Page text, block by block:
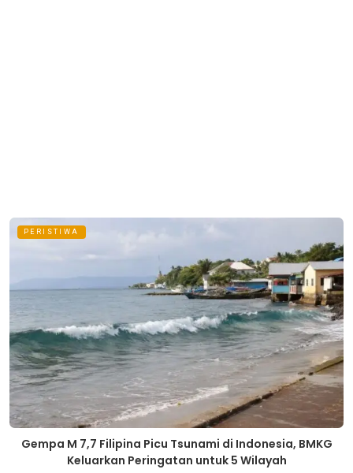
PERISTIWA
Gempa M 7,7 Filipina Picu Tsunami di Indonesia, BMKG
Keluarkan Peringatan untuk 5 Wilayah